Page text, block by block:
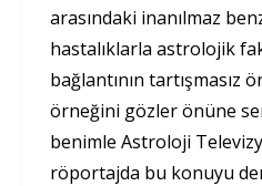
arasındaki inanılmaz
hastalıklarla astrolojik
bağlantının tartışmasız
örneğini gözler önüne
benimle Astroloji
röportajda bu konuyu